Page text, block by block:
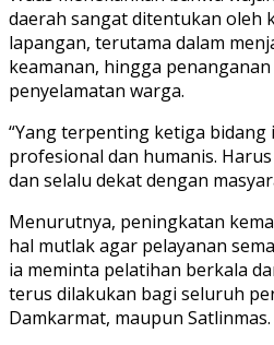
daerah sangat ditentukan oleh
lapangan, terutama dalam
keamanan, hingga
penyelamatan warga.
“Yang terpenting ketiga bidang
profesional dan humanis.
dan selalu dekat dengan
Menurutnya, peningkatan
hal mutlak agar pelayanan
ia meminta pelatihan berkala
terus dilakukan bagi seluruh
Damkarmat, maupun Satlinmas.